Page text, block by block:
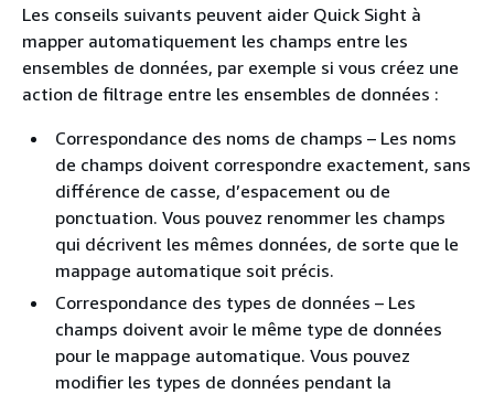
Les conseils suivants peuvent aider Quick Sight à
mapper automatiquement les champs entre les
ensembles de données, par exemple si vous créez une
action de filtrage entre les ensembles de données :
Correspondance des noms de champs – Les noms
de champs doivent correspondre exactement, sans
différence de casse, d’espacement ou de
ponctuation. Vous pouvez renommer les champs
qui décrivent les mêmes données, de sorte que le
mappage automatique soit précis.
Correspondance des types de données – Les
champs doivent avoir le même type de données
pour le mappage automatique. Vous pouvez
modifier les types de données pendant la